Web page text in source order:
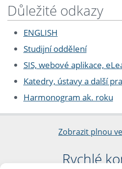
Důležité odkazy
ENGLISH
Studijní oddělení
SIS, webové aplikace,
Katedry, ústavy a další
Harmonogram ak. roku
Zobrazit plnou
Rychlé